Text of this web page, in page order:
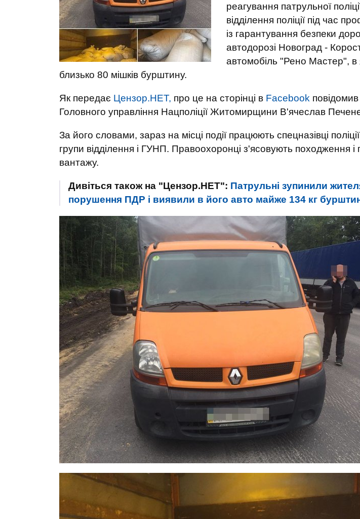
реагування патрульної
відділення поліції під час
із гарантування безпеки
автодорозі Новоград -
автомобіль "Рено Мастер", в
близько 80 мішків бурштину.
Як передає Цензор.НЕТ, про це на сторінці в Facebook
Головного управління Нацполіції Житомирщини В'ячеслав
За його словами, зараз на місці події працюють спецназівці
групи відділення і ГУНП. Правоохоронці з'ясовують походження і
вантажу.
Дивіться також на "Цензор.НЕТ": Патрульні зупинили
порушення ПДР і виявили в його авто майже 134 кг